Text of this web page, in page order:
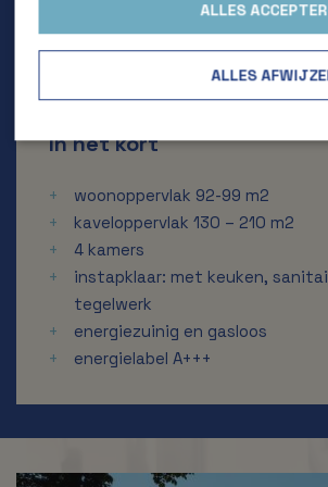
Inschrijven Neem
In het kort
woonoppervlak 92-99 m2
kaveloppervlak 130 – 210 m2
4 kamers
instapklaar: met keuken,
tegelwerk
energiezuinig en gasloos
energielabel A+++
ALLES
ALLES